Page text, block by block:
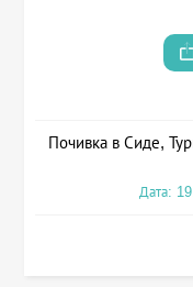
Почивка в Сиде,
Дата: